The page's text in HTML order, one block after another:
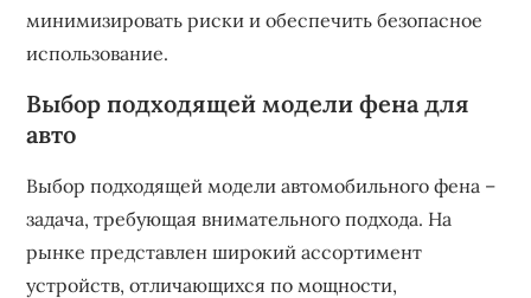
минимизировать риски и обеспечить безопасное
использование.
Выбор подходящей модели фена для
авто
Выбор подходящей модели автомобильного фена –
задача, требующая внимательного подхода. На
рынке представлен широкий ассортимент
устройств, отличающихся по мощности,